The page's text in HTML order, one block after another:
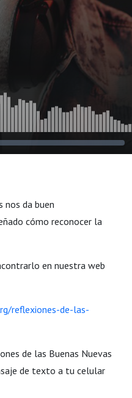
da buen
cómo reconocer la
en nuestra web
reflexiones-de-las-
de las Buenas Nuevas
de texto a tu celular